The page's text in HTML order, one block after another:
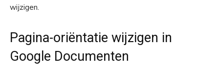
wijzigen.
Pagina-oriëntatie wijzigen in
Google Documenten